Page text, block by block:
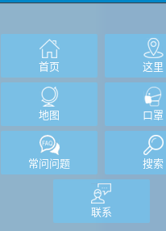
首页 这里
地图 口罩
常问问题 搜索
联系